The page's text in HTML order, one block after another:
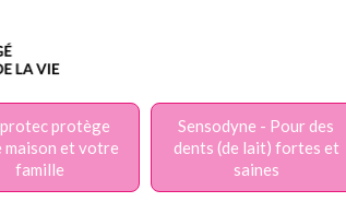
protège
et votre
famille
Sensodyne - Pour des
dents (de lait) fortes et
saines